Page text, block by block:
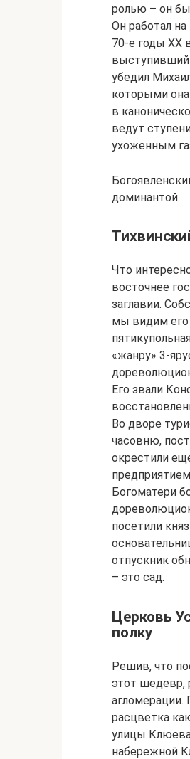
ролью – он
Он работал
70-е годы XX
выступивший
убедил
которыми она
в
ведут
ухоженным
доминантой.
Что
восточнее
заглавии.
мы видим его
«жанру» 3-
Его звали
Во дворе
часовню,
окрестили
Богоматери
посетили
отпускник
– это сад.
Церковь
полку
Решив, что
этот шедевр,
агломерации.
расцветка
улицы
набережной